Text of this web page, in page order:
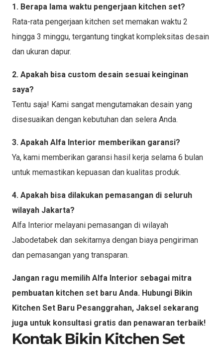
1. Berapa lama waktu pengerjaan kitchen set?
Rata-rata pengerjaan kitchen set memakan waktu 2
hingga 3 minggu, tergantung tingkat kompleksitas desain
dan ukuran dapur.
2. Apakah bisa custom desain sesuai keinginan
saya?
Tentu saja! Kami sangat mengutamakan desain yang
disesuaikan dengan kebutuhan dan selera Anda.
3. Apakah Alfa Interior memberikan garansi?
Ya, kami memberikan garansi hasil kerja selama 6 bulan
untuk memastikan kepuasan dan kualitas produk.
4. Apakah bisa dilakukan pemasangan di seluruh
wilayah Jakarta?
Alfa Interior melayani pemasangan di wilayah
Jabodetabek dan sekitarnya dengan biaya pengiriman
dan pemasangan yang transparan.
Jangan ragu memilih Alfa Interior sebagai mitra
pembuatan kitchen set baru Anda. Hubungi Bikin
Kitchen Set Baru Pesanggrahan, Jaksel sekarang
juga untuk konsultasi gratis dan penawaran terbaik!
Kontak Bikin Kitchen Set